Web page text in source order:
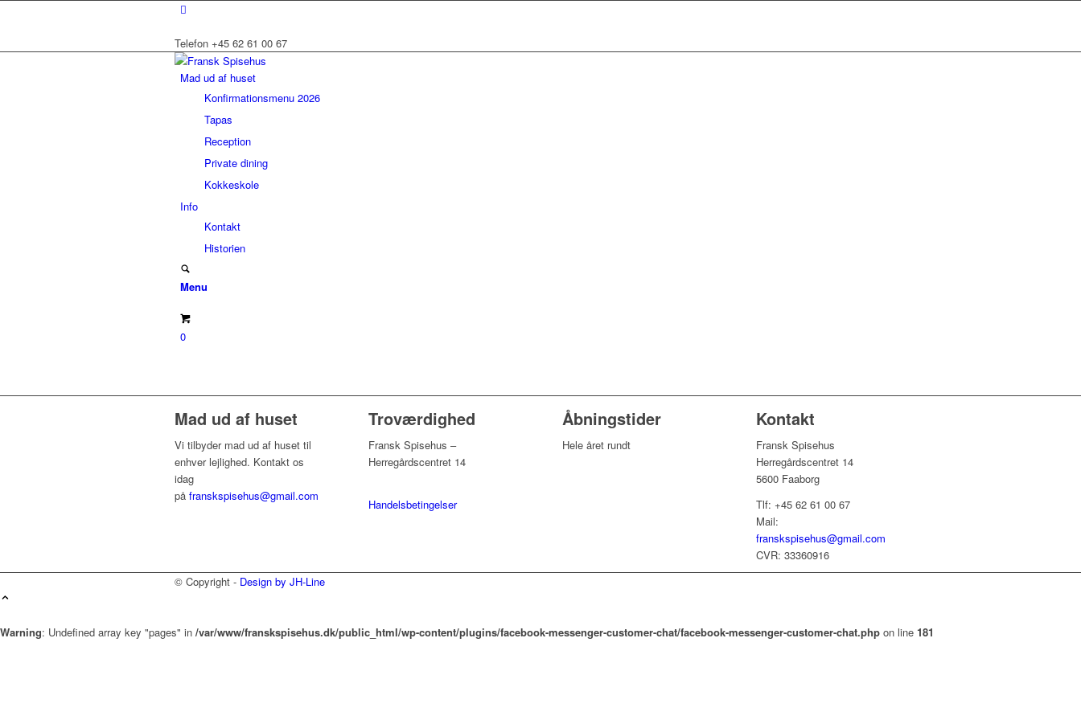
Telefon +45 62 61 00 67
Mad ud af huset
Konfirmationsmenu 2026
Tapas
Reception
Private dining
Kokkeskole
Info
Kontakt
Historien
Menu
0
Mad ud af huset
Vi tilbyder mad ud af huset til
enhver lejlighed. Kontakt os
idag
på franskspisehus@gmail.com
Troværdighed
Fransk Spisehus –
Herregårdscentret 14
Handelsbetingelser
Åbningstider
Hele året rundt
Kontakt
Fransk Spisehus
Herregårdscentret 14
5600 Faaborg
Tlf: +45 62 61 00 67
Mail:
franskspisehus@gmail.com
CVR: 33360916
© Copyright - Design by JH-Line
Warning: Undefined array key "pages" in /var/www/franskspisehus.dk/public_html/wp-content/plugins/facebook-messenger-customer-chat/facebook-messenger-customer-chat.php on line 181